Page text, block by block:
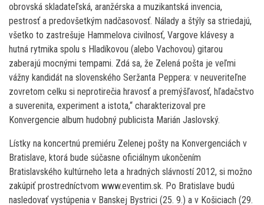
obrovská skladateľská, aranžérska a muzikantská invencia,
pestrosť a predovšetkým nadčasovosť. Nálady a štýly sa striedajú,
všetko to zastrešuje Hammelova civilnosť, Vargove klávesy a
hutná rytmika spolu s Hladíkovou (alebo Vachovou) gitarou
zaberajú mocnými tempami. Zdá sa, že Zelená pošta je veľmi
vážny kandidát na slovenského Seržanta Peppera: v neuveriteľne
zovretom celku si neprotirečia hravosť a premýšľavosť, hľadačstvo
a suverenita, experiment a istota,“ charakterizoval pre
Konvergencie album hudobný publicista Marián Jaslovský.
Lístky na koncertnú premiéru Zelenej pošty na Konvergenciách v
Bratislave, ktorá bude súčasne oficiálnym ukončením
Bratislavského kultúrneho leta a hradných slávností 2012, si možno
zakúpiť prostredníctvom www.eventim.sk. Po Bratislave budú
nasledovať vystúpenia v Banskej Bystrici (25. 9.) a v Košiciach (29.